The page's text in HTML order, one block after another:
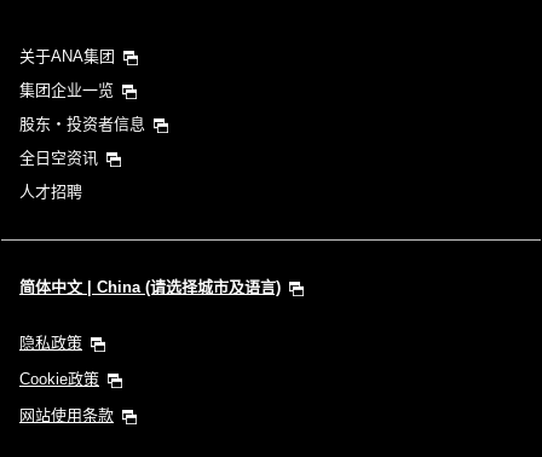
关于ANA集团
集团企业一览
股东・投资者信息
全日空资讯
人才招聘
简体中文 | China (请选择城市及语言)
隐私政策
Cookie政策
网站使用条款